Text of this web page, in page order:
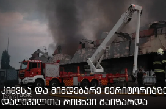
კიევსა და მიმდებარე
დაღუპულთა რიცხვი გაიზარდა